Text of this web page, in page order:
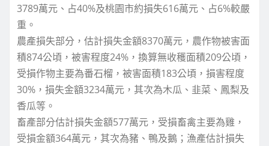
3789萬元、占40%及桃園市約損失616萬元、占6%較嚴
重。
農產損失部分，估計損失金額8370萬元，農作物被害面
積874公頃，被害程度24%，換算無收穫面積209公頃，
受損作物主要為番石榴，被害面積183公頃，損害程度
30%，損失金額3234萬元，其次為木瓜、韭菜、鳳梨及
香瓜等。
畜產部分估計損失金額577萬元，受損畜禽主要為雞，
受損金額364萬元，其次為豬、鴨及鵝；漁產估計損失